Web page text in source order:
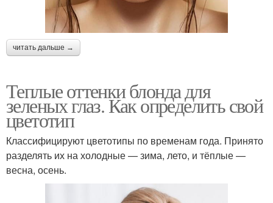
читать дальше →
Теплые оттенки блонда для
зеленых глаз. Как определить свой
цветотип
Классифицируют цветотипы по временам года. Принято
разделять их на холодные — зима, лето, и тёплые —
весна, осень.